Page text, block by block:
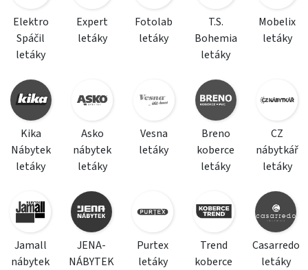
Elektro
Spáčil
letáky
Expert
letáky
Fotolab
letáky
T.S.
Bohemia
letáky
Mobelix
letáky
Kika
Nábytek
letáky
Asko
nábytek
letáky
Vesna
letáky
Breno
koberce
letáky
CZ
nábytkář
letáky
Jamall
nábytek
JENA-
NÁBYTEK
Purtex
letáky
Trend
koberce
Casarredo
letáky